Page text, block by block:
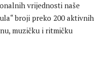
vrijednosti naše
broji preko 200 aktivnih
muzičku i ritmičku